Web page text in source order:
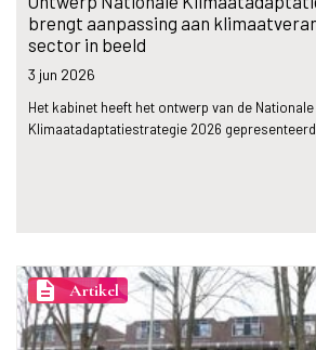
brengt aanpassing aan
sector in beeld
3 jun 2026
Het kabinet heeft het ontwerp van de Nationale
Klimaatadaptatiestrategie 2026
description Artikel